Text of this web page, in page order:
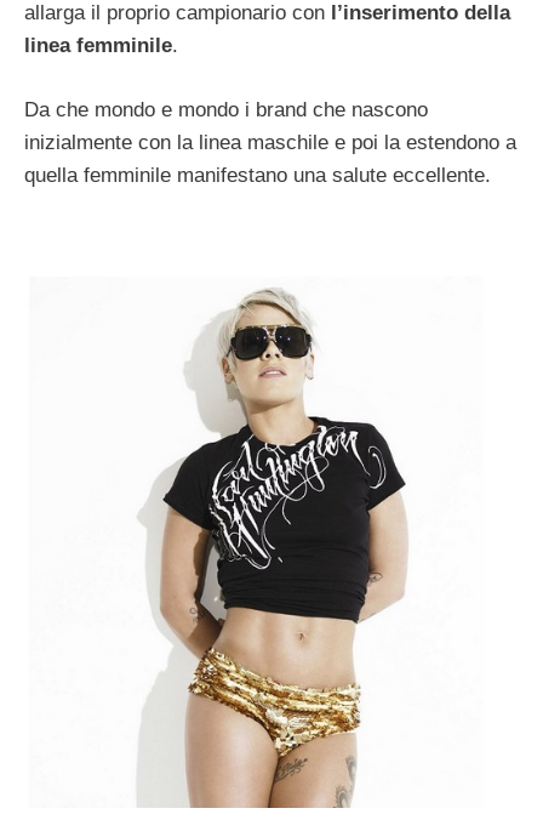
allarga il proprio campionario con l’inserimento della
linea femminile.
Da che mondo e mondo i brand che nascono
inizialmente con la linea maschile e poi la estendono a
quella femminile manifestano una salute eccellente.